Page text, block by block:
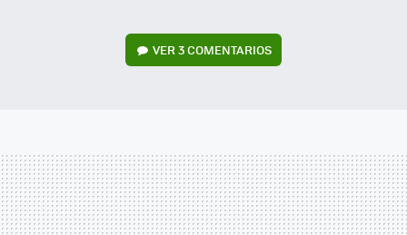
VER3 COMENTARIOS